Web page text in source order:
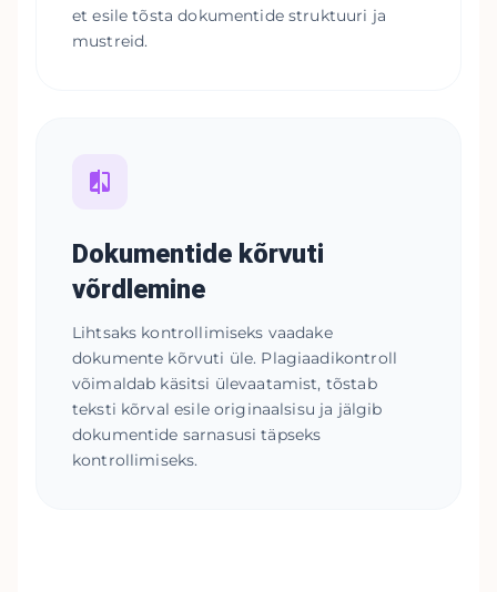
et esile tõsta dokumentide struktuuri ja
mustreid.
Dokumentide kõrvuti
võrdlemine
Lihtsaks kontrollimiseks vaadake
dokumente kõrvuti üle. Plagiaadikontroll
võimaldab käsitsi ülevaatamist, tõstab
teksti kõrval esile originaalsisu ja jälgib
dokumentide sarnasusi täpseks
kontrollimiseks.